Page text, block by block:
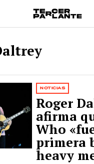
NOTICIAS
Roger
afirma
Who
primera
heavy